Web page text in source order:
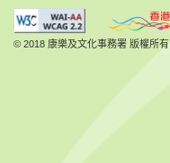
© 2018 康樂及文化事務署 版權所有